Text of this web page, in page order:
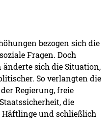
bezogen sich die
Fragen. Doch
sich die Situation,
So verlangten die
Regierung, freie
die
und schließlich